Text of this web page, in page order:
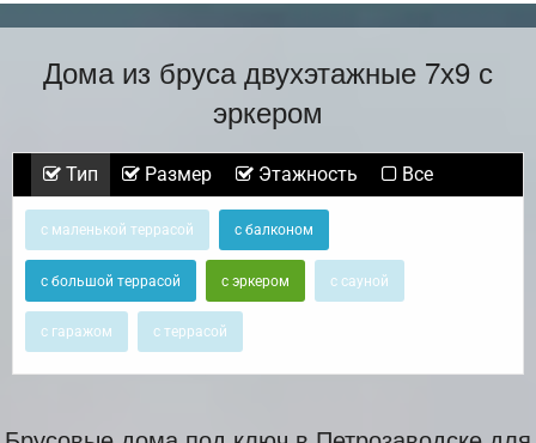
Дома из бруса двухэтажные 7х9 с
эркером
Тип Размер Этажность Все
с маленькой террасой с балконом
с большой террасой с эркером с сауной
с гаражом с террасой